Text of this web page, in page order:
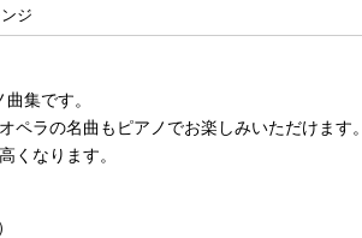
ジ
集です。
ペラの名曲もピアノでお楽しみいただけます。
くなります。